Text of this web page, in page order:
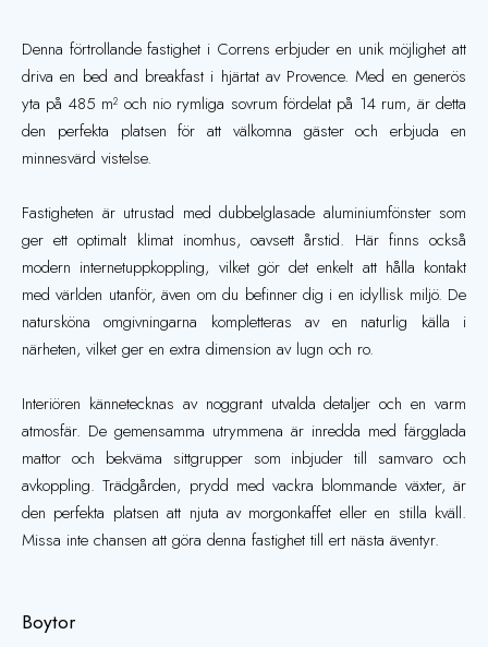
Denna förtrollande fastighet i Correns erbjuder en unik möjlighet att
driva en bed and breakfast i hjärtat av Provence. Med en generös
yta på 485 m² och nio rymliga sovrum fördelat på 14 rum, är detta
den perfekta platsen för att välkomna gäster och erbjuda en
minnesvärd vistelse.
Fastigheten är utrustad med dubbelglasade aluminiumfönster som
ger ett optimalt klimat inomhus, oavsett årstid. Här finns också
modern internetuppkoppling, vilket gör det enkelt att hålla kontakt
med världen utanför, även om du befinner dig i en idyllisk miljö. De
natursköna omgivningarna kompletteras av en naturlig källa i
närheten, vilket ger en extra dimension av lugn och ro.
Interiören kännetecknas av noggrant utvalda detaljer och en varm
atmosfär. De gemensamma utrymmena är inredda med färgglada
mattor och bekväma sittgrupper som inbjuder till samvaro och
avkoppling. Trädgården, prydd med vackra blommande växter, är
den perfekta platsen att njuta av morgonkaffet eller en stilla kväll.
Missa inte chansen att göra denna fastighet till ert nästa äventyr.
Boytor